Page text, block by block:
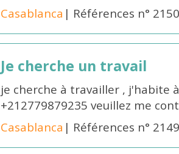
Casablanca | Références n°
Je cherche un travail
je cherche à travailler , j'habite
+212779879235 veuillez me
Casablanca | Références n°